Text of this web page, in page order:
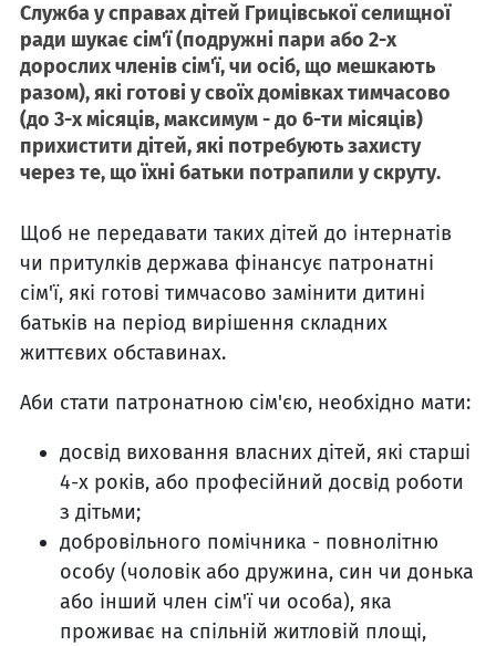
Служба у справах дітей Грицівської селищної
ради шукає сім'ї (подружні пари або 2-х
дорослих членів сім'ї, чи осіб, що мешкають
разом), які готові у своїх домівках тимчасово
(до 3-х місяців, максимум - до 6-ти місяців)
прихистити дітей, які потребують захисту
через те, що їхні батьки потрапили у скруту.
Щоб не передавати таких дітей до інтернатів
чи притулків держава фінансує патронатні
сім'ї, які готові тимчасово замінити дитині
батьків на період вирішення складних
життєвих обставинах.
Аби стати патронатною сім'єю, необхідно мати:
досвід виховання власних дітей, які старші
4-х років, або професійний досвід роботи
з дітьми;
добровільного помічника - повнолітню
особу (чоловік або дружина, син чи донька
або інший член сім'ї чи особа), яка
проживає на спільній житловій площі,